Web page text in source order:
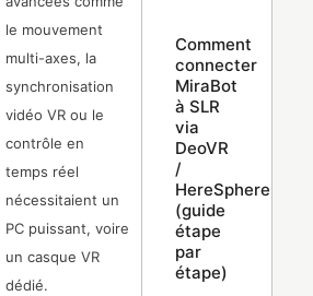
le mouvement
multi-axes, la
synchronisation
vidéo VR ou le
contrôle en
temps réel
nécessitaient un
PC puissant, voire
un casque VR
dédié.
Comment
connecter
MiraBot
à SLR
via
DeoVR
/
HereSphere
(guide
étape
par
étape)